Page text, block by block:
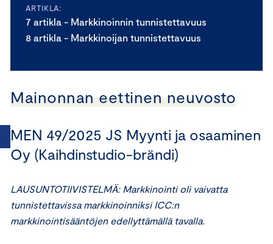
ARTIKLA:
7 artikla - Markkinoinnin tunnistettavuus
8 artikla - Markkinoijan tunnistettavuus
Mainonnan eettinen neuvosto
MEN 49/2025 JS Myynti ja osaaminen
Oy (Kaihdinstudio-brändi)
LAUSUNTOTIIVISTELMÄ: Markkinointi oli vaivatta
tunnistettavissa markkinoinniksi ICC:n
markkinointisääntöjen edellyttämällä tavalla.